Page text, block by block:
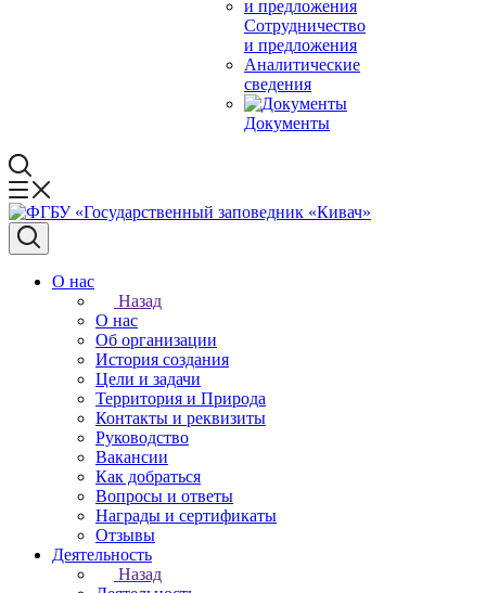
Сотрудничество
и предложения
Аналитические
сведения
Документы
О нас
Назад
О нас
Об организации
История создания
Цели и задачи
Территория и Природа
Контакты и реквизиты
Руководство
Вакансии
Как добраться
Вопросы и ответы
Награды и сертификаты
Отзывы
Деятельность
Назад